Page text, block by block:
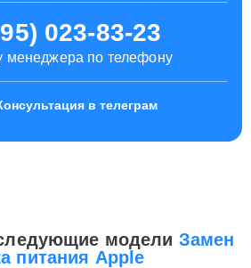
023-83-23
менеджера по телефону
в телеграм
модели Замен
питания Apple